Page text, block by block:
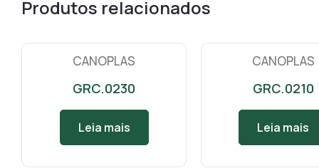
Produtos relacionados
CANOPLAS
GRC.0230
Leia mais
CANOPLAS
GRC.0210
Leia mais